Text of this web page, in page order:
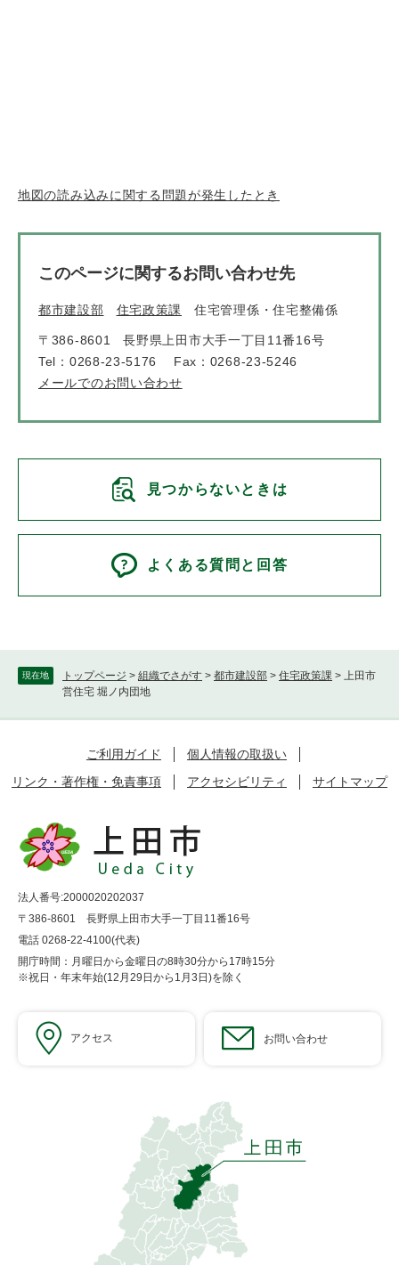
現在地 トップページ > 組織でさがす > 都市建設部 > 住宅政策課 > 上田市
営住宅 堀ノ内団地
地図の読み込みに関する問題が発生したとき
このページに関するお問い合わせ先
都市建設部 住宅政策課 住宅管理係・住宅整備係
〒386-8601
長野県上田市大手一丁目11番16号
Tel：0268-23-5176
Fax：0268-23-5246
メールでのお問い合わせ
見つからないときは
よくある質問と回答
ご利用ガイド
個人情報の取扱い
リンク・著作権・免責事項
アクセシビリティ サイトマップ
法人番号:2000020202037
〒386-8601 長野県上田市大手一丁目11番16号
電話 0268-22-4100(代表)
開庁時間：月曜日から金曜日の8時30分から17時15分
※祝日・年末年始(12月29日から1月3日)を除く
アクセス お問い合わせ